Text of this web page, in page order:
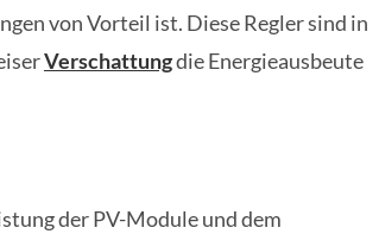
von Vorteil ist. Diese Regler sind in
Verschattungdie Energieausbeute
der PV-Module und dem